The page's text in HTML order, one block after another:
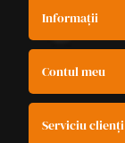
Informații
Contul meu
Serviciu clienți